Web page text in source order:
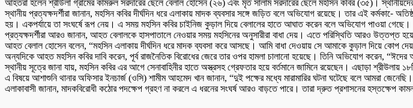
আহতরা হলেন শ্রীউলা গ্রামের কামরুল সরদারের ছেলে বেলাল হোসেন (২৬) এবং মৃত সালাম সরদারের ছেলে মহসিন কবির (৩৫)।
স্থানীয় প্রত্যক্ষদর্শীরা জানান, মহসিন কবির দীর্ঘদিন ধরে এলাকায় মাদক ব্যবসার সঙ্গে জড়িত বলে অভিযোগ রয়েছে। তার এই কর্মকা-ে
হয়। একপর্যায়ে তা সংঘর্ষে রূপ নেয়। এ সময় মহসিন কবির চাইনিজ কুড়াল দিয়ে বেলালের হাতে আঘাত করেন বলে অভিযোগ পাওয়া গেছে।
প্রত্যক্ষদর্শীরা আরও জানান, আহত বেলালকে হাসপাতালে নেওয়ার সময় মহসিনের অনুসারীরা বাধা দেয়। এতে পরিস্থিতি আরও উত্তপ্ত
আহত বেলাল হোসেন বলেন, “মহসিন এলাকায় দীর্ঘদিন ধরে মাদক ব্যবসা করে আসছে। আমি বাধা দেওয়ায় সে আমাকে কুড়াল দিয়ে কোপ
অন্যদিকে আহত মহসিন কবির দাবি করেন, পূর্ব রাজনৈতিক বিরোধের জেরে তার ওপর হামলা চালানো হয়েছে। তিনি অভিযোগ করেন,
স্থানীয় সূত্রে জানা যায়, মহসিন কবির এর আগে সেনাবাহিনীর হাতে অস্ত্রসহ গ্রেফতার হয়ে বর্তমানে জামিনে রয়েছেন। এছাড়া শ্রীউলায়
এ বিষয়ে আশাশুনি থানার অফিসার ইনচার্জ (ওসি) শামীম আহমেদ খান জানান, “দুই পক্ষের মধ্যে মারামারির ঘটনা ঘটেছে বলে আমরা
এলাকাবাসী জানান, মাদকবিরোধী কঠোর পদক্ষেপ গ্রহণ না করলে এ ধরনের সংঘর্ষ আরও বাড়তে পারে। তারা দ্রুত প্রশাসনের হস্তক্ষেপ